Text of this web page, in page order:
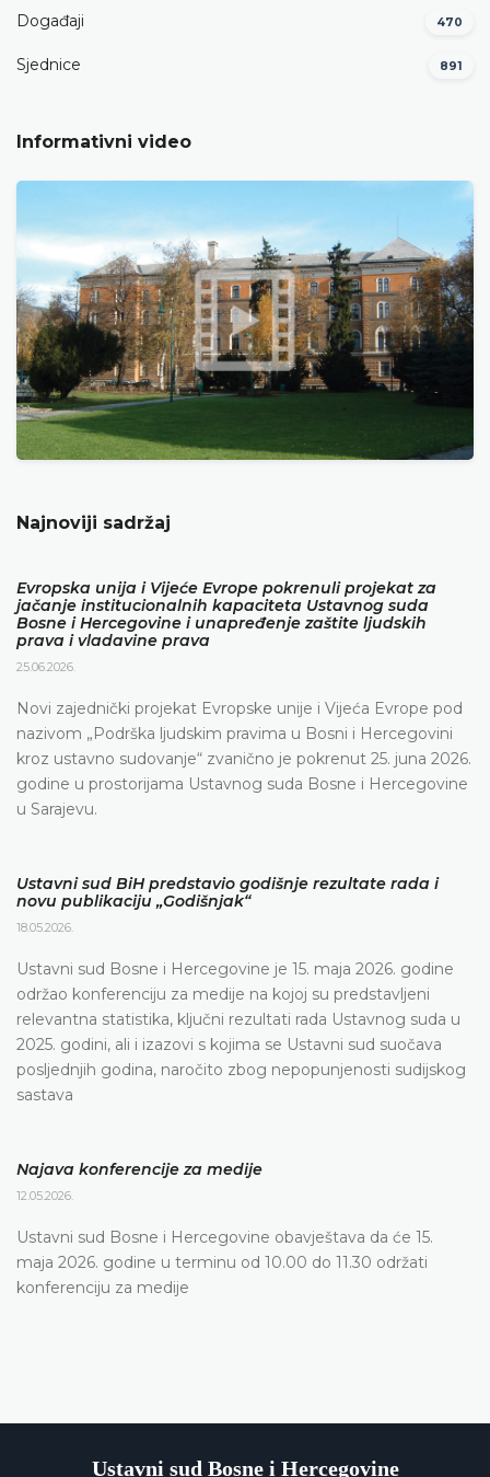
Događaji 470
Sjednice 891
Informativni video
Najnoviji sadržaj
Evropska unija i Vijeće Evrope pokrenuli projekat za
jačanje institucionalnih kapaciteta Ustavnog suda
Bosne i Hercegovine i unapređenje zaštite ljudskih
prava i vladavine prava
25.06.2026.
Novi zajednički projekat Evropske unije i Vijeća Evrope pod
nazivom „Podrška ljudskim pravima u Bosni i Hercegovini
kroz ustavno sudovanje“ zvanično je pokrenut 25. juna 2026.
godine u prostorijama Ustavnog suda Bosne i Hercegovine
u Sarajevu.
Ustavni sud BiH predstavio godišnje rezultate rada i
novu publikaciju „Godišnjak“
18.05.2026.
Ustavni sud Bosne i Hercegovine je 15. maja 2026. godine
održao konferenciju za medije na kojoj su predstavljeni
relevantna statistika, ključni rezultati rada Ustavnog suda u
2025. godini, ali i izazovi s kojima se Ustavni sud suočava
posljednjih godina, naročito zbog nepopunjenosti sudijskog
sastava
Najava konferencije za medije
12.05.2026.
Ustavni sud Bosne i Hercegovine obavještava da će 15.
maja 2026. godine u terminu od 10.00 do 11.30 održati
konferenciju za medije
Ustavni sud Bosne i Hercegovine